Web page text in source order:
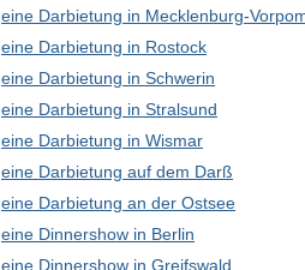
eine Darbietung in Mecklenburg-
eine Darbietung in Rostock
eine Darbietung in Schwerin
eine Darbietung in Stralsund
eine Darbietung in Wismar
eine Darbietung auf dem Darß
eine Darbietung an der Ostsee
eine Dinnershow in Berlin
eine Dinnershow in Greifswald